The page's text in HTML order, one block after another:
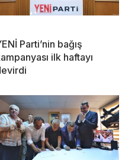
Parti’nin bağış
ilk haftayı